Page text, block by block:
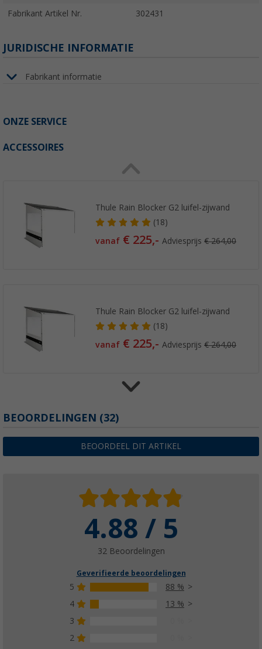
Fabrikant Artikel Nr. 302431
JURIDISCHE INFORMATIE
Fabrikant informatie
ONZE SERVICE
ACCESSOIRES
Thule Rain Blocker G2 luifel-zijwand
(18)
vanaf € 225,-Adviesprijs€ 264,00
Thule Rain Blocker G2 luifel-zijwand
(18)
vanaf € 225,-Adviesprijs€ 264,00
Thule Hold Down Side Strap Kit
€ 33,99Adviesprijs€ 49,95
6002
€ 1.173,-
BEOORDELINGEN (32)
BEOORDEEL DIT ARTIKEL
4.88 / 5
32 Beoordelingen
Geverifieerde beoordelingen
5
88 %
4
13 %
3
2